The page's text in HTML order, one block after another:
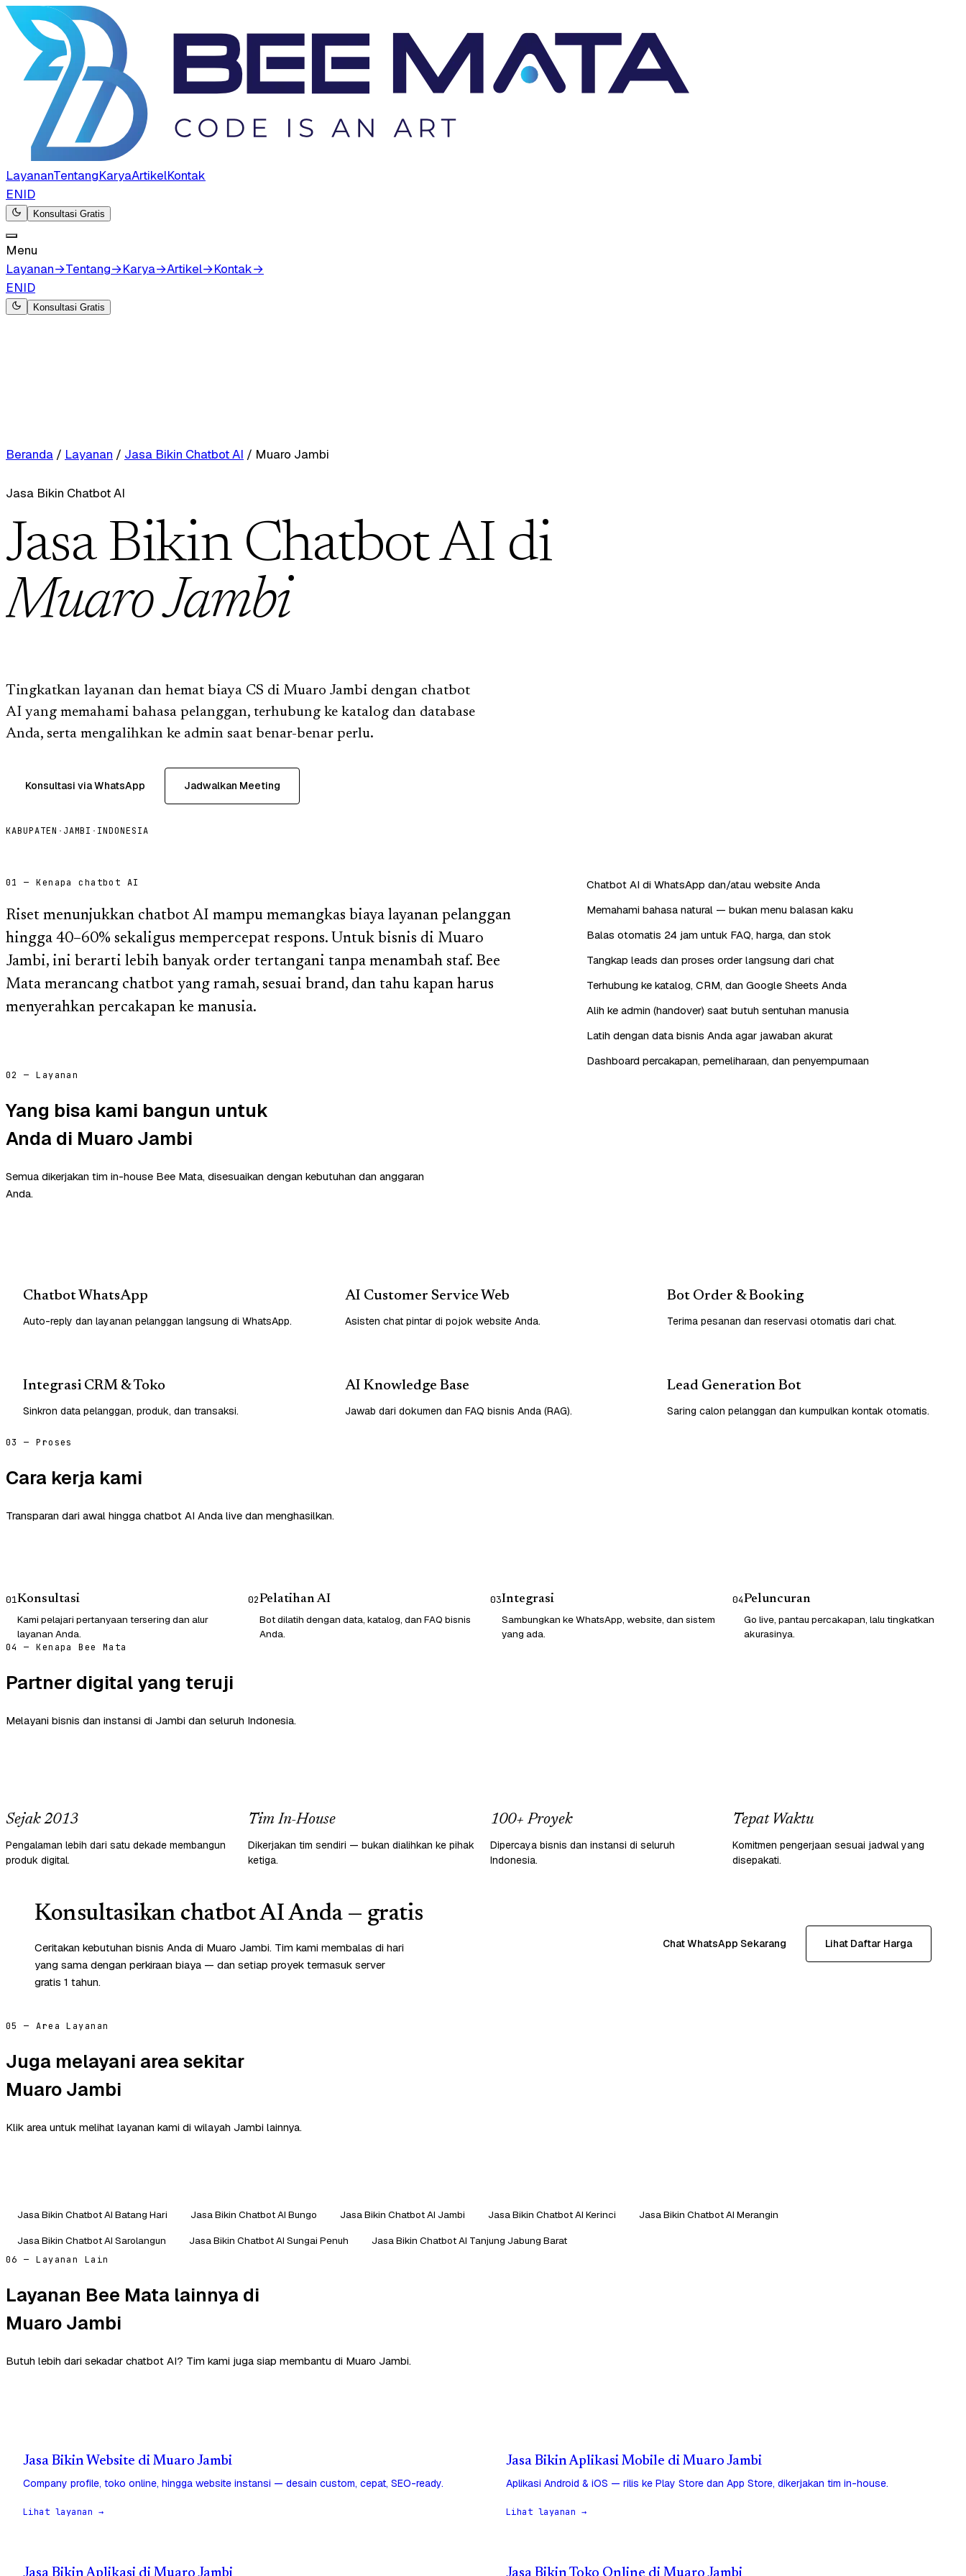
LayananTentangKaryaArtikelKontak
ENID
Konsultasi Gratis
Menu
Layanan→Tentang→Karya→Artikel→Kontak→
ENID
Konsultasi Gratis
Beranda / Layanan / Jasa Bikin Chatbot AI / Muaro Jambi
Jasa Bikin Chatbot AI
Jasa Bikin Chatbot AI di
Muaro Jambi
Tingkatkan layanan dan hemat biaya CS di Muaro Jambi dengan chatbot
AI yang memahami bahasa pelanggan, terhubung ke katalog dan database
Anda, serta mengalihkan ke admin saat benar-benar perlu.
Konsultasi via WhatsApp Jadwalkan Meeting
KABUPATEN · JAMBI · INDONESIA
01 — Kenapa chatbot AI
Riset menunjukkan chatbot AI mampu memangkas biaya layanan pelanggan
hingga 40–60% sekaligus mempercepat respons. Untuk bisnis di Muaro
Jambi, ini berarti lebih banyak order tertangani tanpa menambah staf. Bee
Mata merancang chatbot yang ramah, sesuai brand, dan tahu kapan harus
menyerahkan percakapan ke manusia.
Chatbot AI di WhatsApp dan/atau website Anda
Memahami bahasa natural — bukan menu balasan kaku
Balas otomatis 24 jam untuk FAQ, harga, dan stok
Tangkap leads dan proses order langsung dari chat
Terhubung ke katalog, CRM, dan Google Sheets Anda
Alih ke admin (handover) saat butuh sentuhan manusia
Latih dengan data bisnis Anda agar jawaban akurat
Dashboard percakapan, pemeliharaan, dan penyempurnaan
02 — Layanan
Yang bisa kami bangun untuk
Anda di Muaro Jambi
Semua dikerjakan tim in-house Bee Mata, disesuaikan dengan kebutuhan dan anggaran
Anda.
Chatbot WhatsApp
Auto-reply dan layanan pelanggan langsung di WhatsApp.
AI Customer Service Web
Asisten chat pintar di pojok website Anda.
Bot Order & Booking
Terima pesanan dan reservasi otomatis dari chat.
Integrasi CRM & Toko
Sinkron data pelanggan, produk, dan transaksi.
AI Knowledge Base
Jawab dari dokumen dan FAQ bisnis Anda (RAG).
Lead Generation Bot
Saring calon pelanggan dan kumpulkan kontak otomatis.
03 — Proses
Cara kerja kami
Transparan dari awal hingga chatbot AI Anda live dan menghasilkan.
01Konsultasi
Kami pelajari pertanyaan tersering dan alur
layanan Anda.
02Pelatihan AI
Bot dilatih dengan data, katalog, dan FAQ bisnis
Anda.
03Integrasi
Sambungkan ke WhatsApp, website, dan sistem
yang ada.
04Peluncuran
Go live, pantau percakapan, lalu tingkatkan
akurasinya.
04 — Kenapa Bee Mata
Partner digital yang teruji
Melayani bisnis dan instansi di Jambi dan seluruh Indonesia.
Sejak 2013
Pengalaman lebih dari satu dekade membangun
produk digital.
Tim In-House
Dikerjakan tim sendiri — bukan dialihkan ke pihak
ketiga.
100+ Proyek
Dipercaya bisnis dan instansi di seluruh
Indonesia.
Tepat Waktu
Komitmen pengerjaan sesuai jadwal yang
disepakati.
Konsultasikan chatbot AI Anda — gratis
Ceritakan kebutuhan bisnis Anda di Muaro Jambi. Tim kami membalas di hari
yang sama dengan perkiraan biaya — dan setiap proyek termasuk server
gratis 1 tahun.
Chat WhatsApp Sekarang Lihat Daftar Harga
05 — Area Layanan
Juga melayani area sekitar
Muaro Jambi
Klik area untuk melihat layanan kami di wilayah Jambi lainnya.
Jasa Bikin Chatbot AI Batang Hari Jasa Bikin Chatbot AI Bungo Jasa Bikin Chatbot AI Jambi Jasa Bikin Chatbot AI Kerinci
Jasa Bikin Chatbot AI Merangin
Jasa Bikin Chatbot AI Sarolangun
Jasa Bikin Chatbot AI Sungai Penuh Jasa Bikin Chatbot AI Tanjung Jabung Barat
06 — Layanan Lain
Layanan Bee Mata lainnya di
Muaro Jambi
Butuh lebih dari sekadar chatbot AI? Tim kami juga siap membantu di Muaro Jambi.
Jasa Bikin Website di Muaro Jambi
Company profile, toko online, hingga website instansi — desain custom, cepat, SEO-ready.
Lihat layanan →
Jasa Bikin Aplikasi Mobile di Muaro Jambi
Aplikasi Android & iOS — rilis ke Play Store dan App Store, dikerjakan tim in-house.
Lihat layanan →